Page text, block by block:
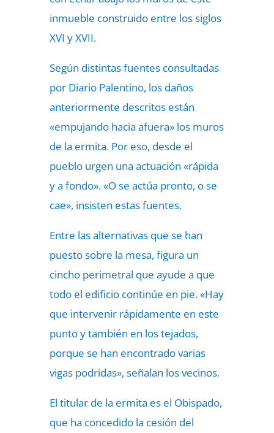
inmueble construido entre los siglos
XVI y XVII.
Según distintas fuentes consultadas
por Diario Palentino, los daños
anteriormente descritos están
«empujando hacia afuera» los muros
de la ermita. Por eso, desde el
pueblo urgen una actuación «rápida
y a fondo». «O se actúa pronto, o se
cae», insisten estas fuentes.
Entre las alternativas que se han
puesto sobre la mesa, figura un
cincho perimetral que ayude a que
todo el edificio continúe en pie. «Hay
que intervenir rápidamente en este
punto y también en los tejados,
porque se han encontrado varias
vigas podridas», señalan los vecinos.
El titular de la ermita es el Obispado,
que ha concedido la cesión del